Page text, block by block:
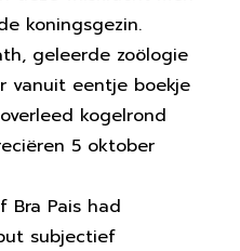
koningsgezin.
geleerde zoölogie
vanuit eentje boekje
kogelrond
5 oktober
Bra Pais had
subjectief